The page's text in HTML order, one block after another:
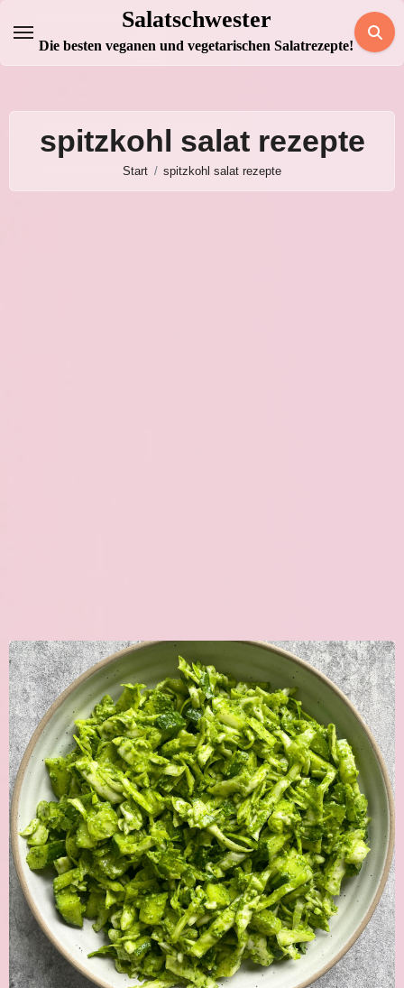
Inhalt
springen
Salatschwester
Die besten veganen und vegetarischen Salatrezepte!
spitzkohl salat rezepte
Start spitzkohl salat rezepte